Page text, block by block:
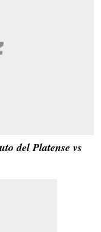
del Platense vs